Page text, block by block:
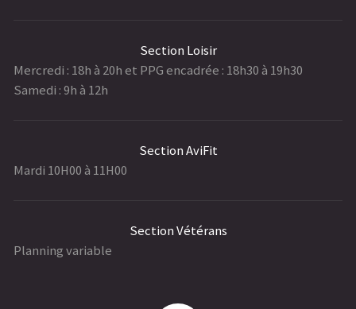
Section Loisir
Mercredi : 18h à 20h et PPG encadrée : 18h30 à 19h30
Samedi : 9h à 12h
Section AviFit
Mardi 10H00 à 11H00
Section Vétérans
Planning variable